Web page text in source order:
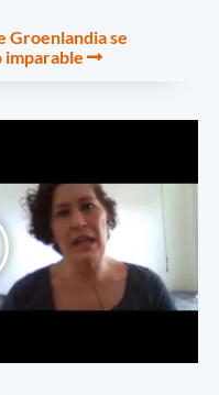
Groenlandia se